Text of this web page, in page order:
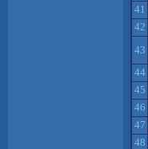
41
42
43
44
45
46
47
48